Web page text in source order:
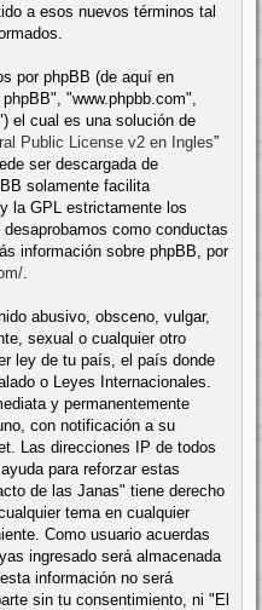
a esos nuevos términos tal
por phpBB (de aquí en
"www.phpbb.com",
el cual es una solución de
Public License v2 en Ingles”
ser descargada de
solamente facilita
la GPL estrictamente los
como conductas
información sobre phpBB, por
abusivo, obsceno, vulgar,
sexual o cualquier otro
ley de tu país, el país donde
o Leyes Internacionales.
y permanentemente
con notificación a su
Las direcciones IP de todos
para reforzar estas
de las Janas" tiene derecho
tema en cualquier
Como usuario acuerdas
ingresado será almacenada
información no será
sin tu consentimiento, ni "El